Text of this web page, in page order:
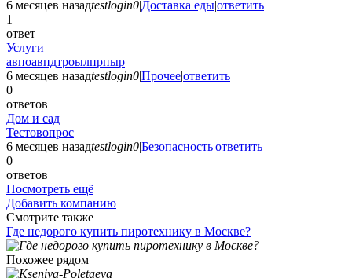
6 месяцев назадtestlogin0|Доставка еды|ответить
1
ответ
Услуги
авпоавпдтроылпрпыр
6 месяцев назадtestlogin0|Прочее|ответить
0
ответов
Дом и сад
Тестовопрос
6 месяцев назадtestlogin0|Безопасность|ответить
0
ответов
Посмотреть ещё
Добавить компанию
Смотрите также
Где недорого купить пиротехнику в Москве?
Похожее рядом